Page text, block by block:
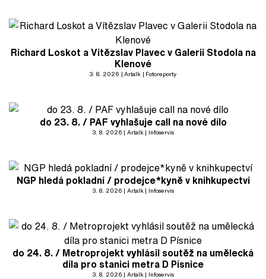
Richard Loskot a Vítězslav Plavec v Galerii Stodola na
Klenové
3. 8. 2026 Artalk Fotoreporty
do 23. 8. / PAF vyhlašuje call na nové dílo
3. 8. 2026 Artalk Infoservis
NGP hledá pokladní / prodejce*kyně v knihkupectví
3. 8. 2026 Artalk Infoservis
do 24. 8. / Metroprojekt vyhlásil soutěž na umělecká
díla pro stanici metra D Písnice
3. 8. 2026 Artalk Infoservis